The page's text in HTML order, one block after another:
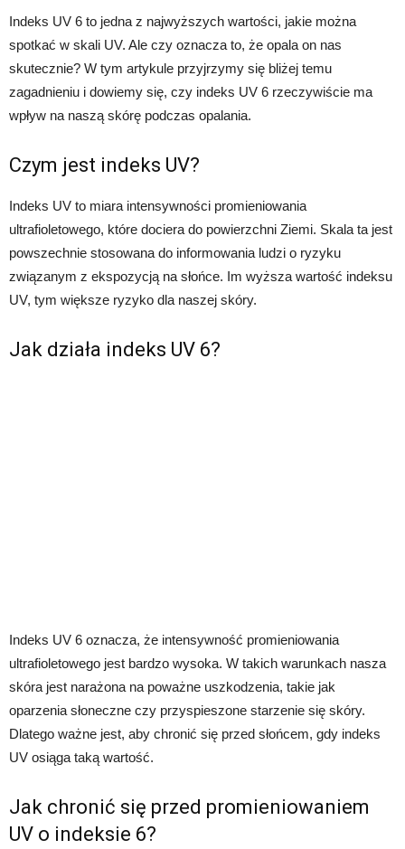
Indeks UV 6 to jedna z najwyższych wartości, jakie można
spotkać w skali UV. Ale czy oznacza to, że opala on nas
skutecznie? W tym artykule przyjrzymy się bliżej temu
zagadnieniu i dowiemy się, czy indeks UV 6 rzeczywiście ma
wpływ na naszą skórę podczas opalania.
Czym jest indeks UV?
Indeks UV to miara intensywności promieniowania
ultrafioletowego, które dociera do powierzchni Ziemi. Skala ta jest
powszechnie stosowana do informowania ludzi o ryzyku
związanym z ekspozycją na słońce. Im wyższa wartość indeksu
UV, tym większe ryzyko dla naszej skóry.
Jak działa indeks UV 6?
Indeks UV 6 oznacza, że intensywność promieniowania
ultrafioletowego jest bardzo wysoka. W takich warunkach nasza
skóra jest narażona na poważne uszkodzenia, takie jak
oparzenia słoneczne czy przyspieszone starzenie się skóry.
Dlatego ważne jest, aby chronić się przed słońcem, gdy indeks
UV osiąga taką wartość.
Jak chronić się przed promieniowaniem
UV o indeksie 6?